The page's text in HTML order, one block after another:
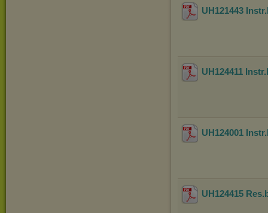
UH121443
UH124411
UH124001
UH124415